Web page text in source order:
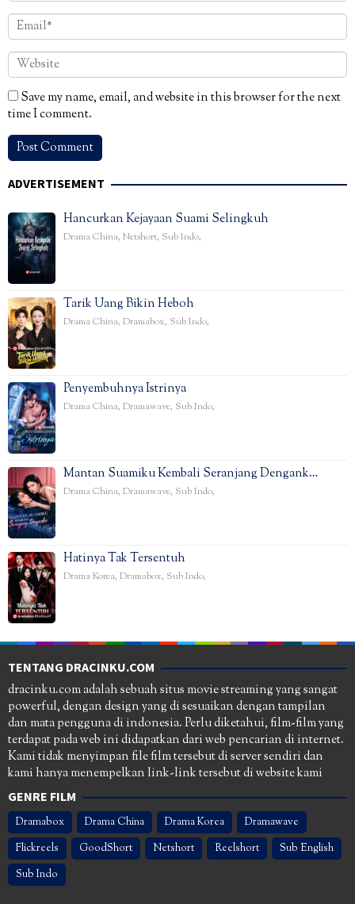
Save my name, email, and website in this browser for the next
time I comment.
ADVERTISEMENT
Hancurkan Kejayaan Suami Selingkuh
Drama China, Netshort, Sub Indo,
Tarik Uang Bikin Heboh
Drama China, Dramabox, Sub Indo,
Penyembuhnya Istrinya
Drama China, Dramawave, Sub Indo,
Mantan Suamiku Kembali Seranjang Dengank…
Drama China, Dramawave, Sub Indo,
Hatinya Tak Tersentuh
Drama Korea, Dramabox, Sub Indo,
TENTANG DRACINKU.COM
dracinku.com adalah sebuah situs movie streaming yang sangat
powerful, dengan design yang di sesuaikan dengan tampilan
dan mata pengguna di indonesia. Perlu diketahui, film-film yang
terdapat pada web ini didapatkan dari web pencarian di internet.
Kami tidak menyimpan file film tersebut di server sendiri dan
kami hanya menempelkan link-link tersebut di website kami
GENRE FILM
Dramabox Drama China Drama Korea
Dramawave
Flickreels
GoodShort Netshort Reelshort
Sub English
Sub Indo